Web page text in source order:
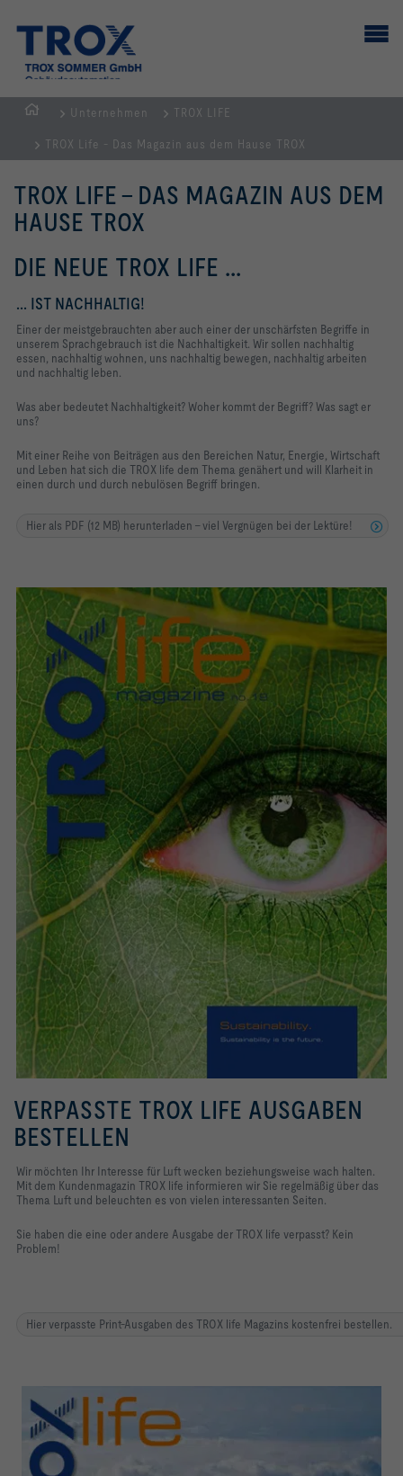
Unternehmen TROX LIFE
TROX Life - Das Magazin aus dem Hause TROX
TROX LIFE - DAS MAGAZIN AUS DEM
HAUSE TROX
DIE NEUE TROX LIFE ...
... IST NACHHALTIG!
Einer der meistgebrauchten aber auch einer der unschärfsten Begriffe in
unserem Sprachgebrauch ist die Nachhaltigkeit. Wir sollen nachhaltig
essen, nachhaltig wohnen, uns nachhaltig bewegen, nachhaltig arbeiten
und nachhaltig leben.
Was aber bedeutet Nachhaltigkeit? Woher kommt der Begriff? Was sagt er
uns?
Mit einer Reihe von Beiträgen aus den Bereichen Natur, Energie, Wirtschaft
und Leben hat sich die TROX life dem Thema genähert und will Klarheit in
einen durch und durch nebulösen Begriff bringen.
Hier als PDF (12 MB) herunterladen - viel Vergnügen bei der Lektüre!
VERPASSTE TROX LIFE AUSGABEN
BESTELLEN
Wir möchten Ihr Interesse für Luft wecken beziehungsweise wach halten.
Mit dem Kundenmagazin TROX life informieren wir Sie regelmäßig über das
Thema Luft und beleuchten es von vielen interessanten Seiten.
Sie haben die eine oder andere Ausgabe der TROX life verpasst? Kein
Problem!
Hier verpasste Print-Ausgaben des TROX life Magazins kostenfrei bestellen.